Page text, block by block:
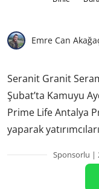
Emre Can
Seranit Granit
Şubat’ta Kamuyu
Prime Life Antalya
yaparak
Sponsorlu |